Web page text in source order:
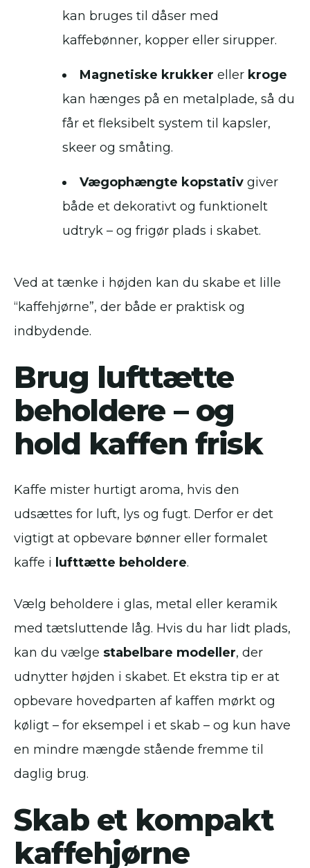
kan bruges til dåser med
kaffebønner, kopper eller sirupper.
Magnetiske krukker eller kroge
kan hænges på en metalplade, så du
får et fleksibelt system til kapsler,
skeer og småting.
Vægophængte kopstativ giver
både et dekorativt og funktionelt
udtryk – og frigør plads i skabet.
Ved at tænke i højden kan du skabe et lille
“kaffehjørne”, der både er praktisk og
indbydende.
Brug lufttætte
beholdere – og
hold kaffen frisk
Kaffe mister hurtigt aroma, hvis den
udsættes for luft, lys og fugt. Derfor er det
vigtigt at opbevare bønner eller formalet
kaffe i lufttætte beholdere.
Vælg beholdere i glas, metal eller keramik
med tætsluttende låg. Hvis du har lidt plads,
kan du vælge stabelbare modeller, der
udnytter højden i skabet. Et ekstra tip er at
opbevare hovedparten af kaffen mørkt og
køligt – for eksempel i et skab – og kun have
en mindre mængde stående fremme til
daglig brug.
Skab et kompakt
kaffehjørne